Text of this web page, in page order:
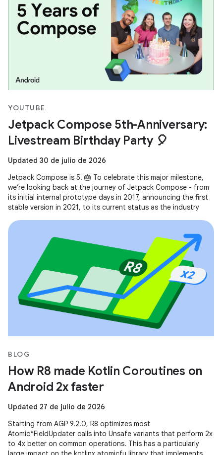
YOUTUBE
Jetpack Compose 5th-Anniversary:
Livestream Birthday Party 🎈
Updated 30 de julio de 2026
Jetpack Compose is 5! 🎂 To celebrate this major milestone,
we’re looking back at the journey of Jetpack Compose - from
its initial internal prototype days in 2017, announcing the first
stable version in 2021, to its current status as the industry
BLOG
How R8 made Kotlin Coroutines on
Android 2x faster
Updated 27 de julio de 2026
Starting from AGP 9.2.0, R8 optimizes most
Atomic*FieldUpdater calls into Unsafe variants that perform 2x
to 4x better on common operations. This has a particularly